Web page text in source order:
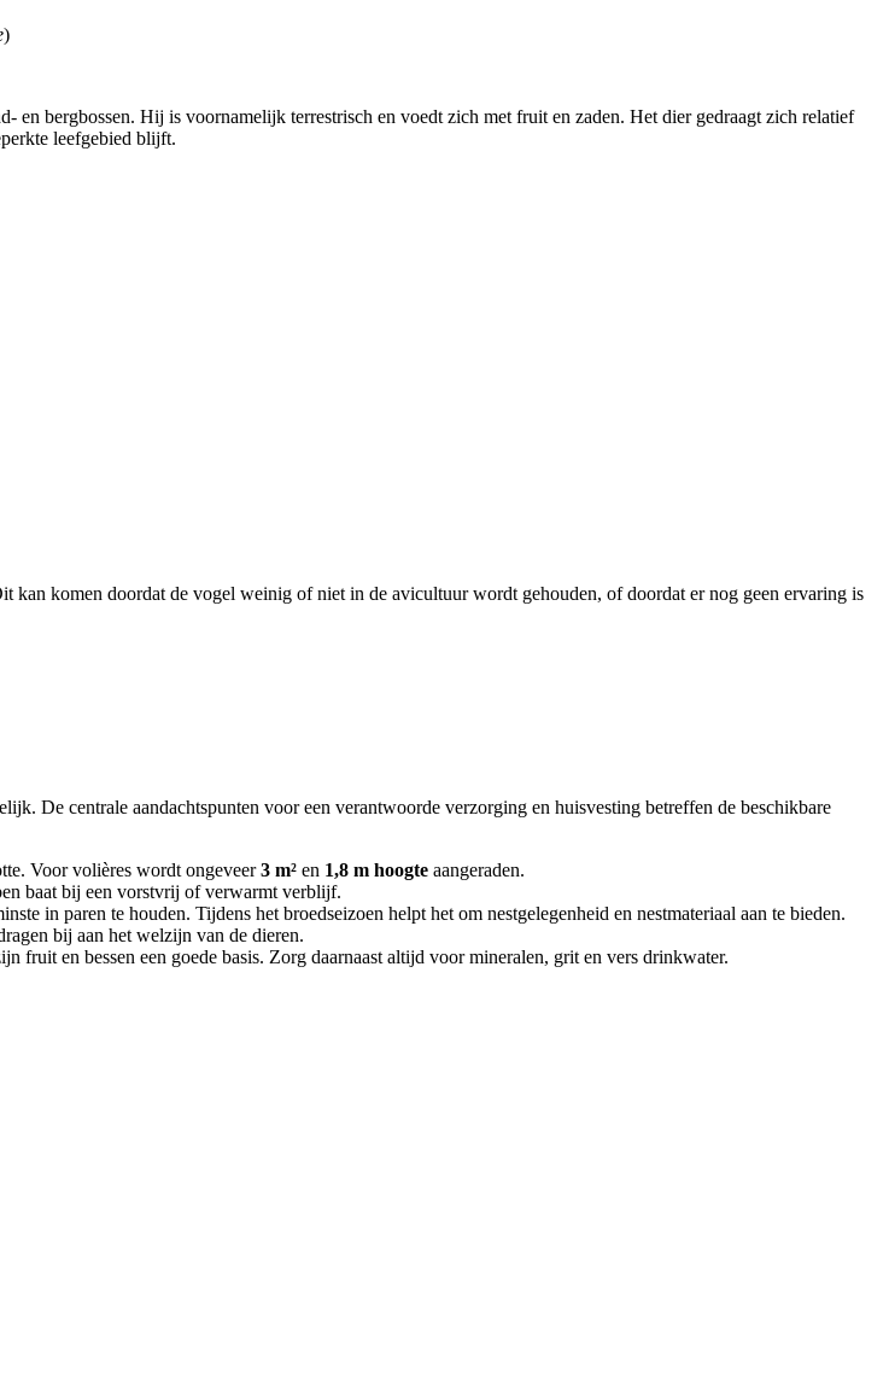
)
bergbossen. Hij is voornamelijk terrestrisch en voedt zich met fruit en zaden. Het dier gedraagt zich relatief
leefgebied blijft.
komen doordat de vogel weinig of niet in de avicultuur wordt gehouden, of doordat er nog geen ervaring is
De centrale aandachtspunten voor een verantwoorde verzorging en huisvesting betreffen de beschikbare
Voor volières wordt ongeveer3 m² en 1,8 m hoogte aangeraden.
baat bij een vorstvrij of verwarmt verblijf.
in paren te houden. Tijdens het broedseizoen helpt het om nestgelegenheid en nestmateriaal aan te bieden.
bij aan het welzijn van de dieren.
fruit en bessen een goede basis. Zorg daarnaast altijd voor mineralen, grit en vers drinkwater.